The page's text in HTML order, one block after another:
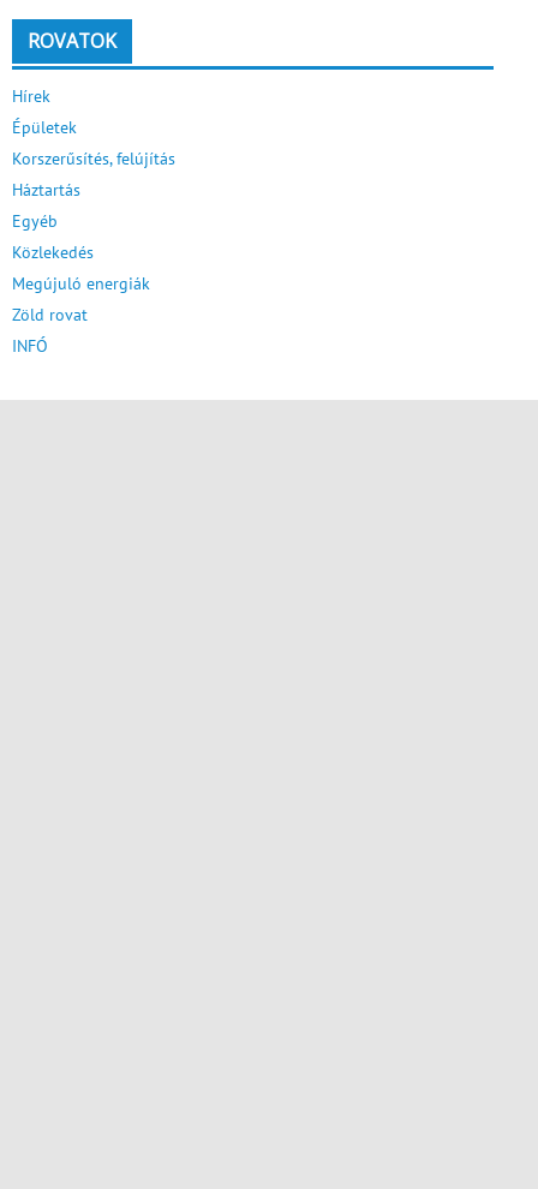
ROVATOK
Hírek
Épületek
Korszerűsítés, felújítás
Háztartás
Egyéb
Közlekedés
Megújuló energiák
Zöld rovat
INFÓ